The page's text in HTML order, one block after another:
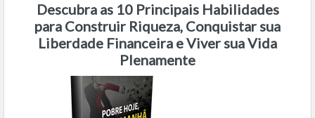
Descubra as 10 Principais Habilidades
para Construir Riqueza, Conquistar sua
Liberdade Financeira e Viver sua Vida
Plenamente